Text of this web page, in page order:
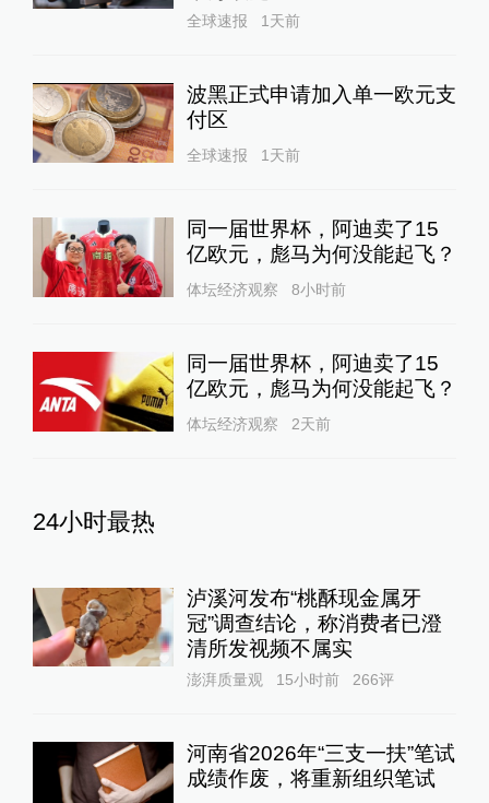
全球速报 1天前
波黑正式申请加入单一欧元支
付区
全球速报 1天前
同一届世界杯，阿迪卖了15
亿欧元，彪马为何没能起飞？
体坛经济观察 8小时前
同一届世界杯，阿迪卖了15
亿欧元，彪马为何没能起飞？
体坛经济观察 2天前
24小时最热
泸溪河发布“桃酥现金属牙
冠”调查结论，称消费者已澄
清所发视频不属实
澎湃质量观 15小时前 266评
河南省2026年“三支一扶”笔试
成绩作废，将重新组织笔试